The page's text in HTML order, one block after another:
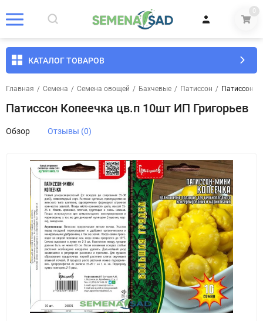
0
КАТАЛОГ ТОВАРОВ
Главная / Семена / Семена овощей / Бахчевые / Патиссон / Патиссон
Патиссон Копеечка цв.п 10шт ИП Григорьев
Обзор Отзывы (0)